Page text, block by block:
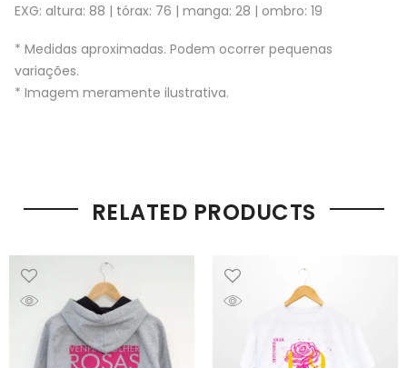
EXG: altura: 88 | tórax: 76 | manga: 28 | ombro: 19
* Medidas aproximadas. Podem ocorrer pequenas
variações.
* Imagem meramente ilustrativa.
RELATED PRODUCTS